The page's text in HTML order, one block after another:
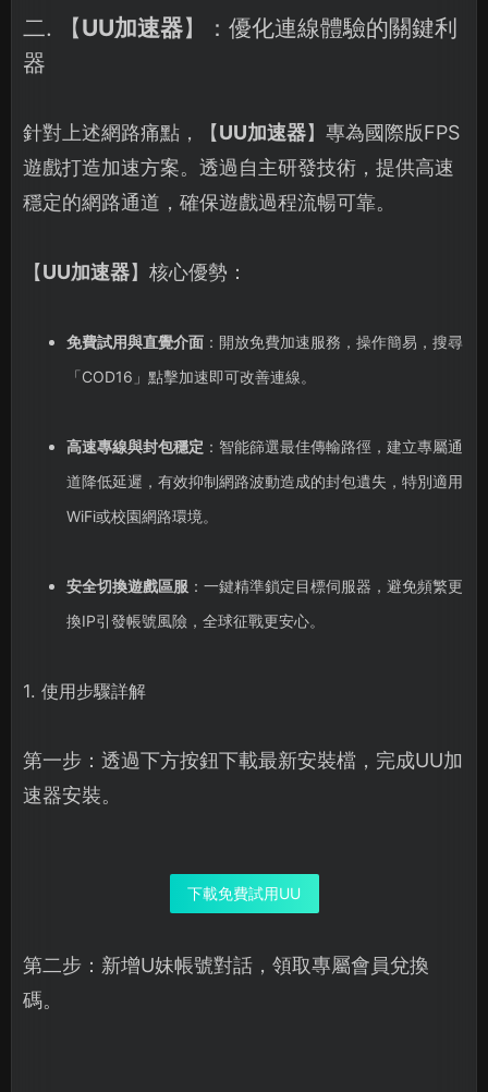
二. 【UU加速器】：優化連線體驗的關鍵利
器
針對上述網路痛點，【UU加速器】專為國際版FPS
遊戲打造加速方案。透過自主研發技術，提供高速
穩定的網路通道，確保遊戲過程流暢可靠。
【UU加速器】核心優勢：
免費試用與直覺介面：開放免費加速服務，操作簡易，搜尋
「COD16」點擊加速即可改善連線。
高速專線與封包穩定 ：智能篩選最佳傳輸路徑，建立專屬通
道降低延遲，有效抑制網路波動造成的封包遺失，特別適用
WiFi或校園網路環境。
安全切換遊戲區服：一鍵精準鎖定目標伺服器，避免頻繁更
換IP引發帳號風險，全球征戰更安心。
1. 使用步驟詳解
第一步：透過下方按鈕下載最新安裝檔，完成UU加
速器安裝。
下載免費試用UU
第二步：新增U妹帳號對話，領取專屬會員兌換
碼。